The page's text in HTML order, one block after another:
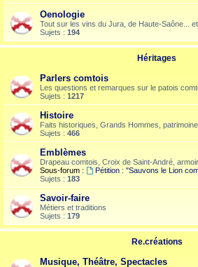
Oenologie
Tout sur les vins du Jura, de Haute-Saône...
Sujets : 194
Héritages
Parlers comtois
Les questions et remarques sur le patois
Sujets : 1217
Histoire
Faits historiques, Grands Hommes,
Sujets : 466
Emblèmes
Drapeau comtois, Croix de Saint-André,
Sous-forum :
Pétition : "Sauvons le Lion
Sujets : 183
Savoir-faire
Métiers et traditions
Sujets : 179
Re.créations
Musique, Théâtre, Spectacles